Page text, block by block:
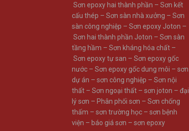
Sơn epoxy hai thành phần – Sơn kết
cấu thép – Sơn sàn nhà xưởng – Sơn
sàn công nghiệp – Sơn epoxy Joton –
Sơn hai thành phần Joton – Sơn sàn
tầng hầm – Sơn kháng hóa chất –
Sơn epoxy tự san – Sơn epoxy gốc
nước – Sơn epoxy gốc dung môi – sơn
dự án – sơn công nghiệp – Sơn nội
thất – Sơn ngoại thất – sơn joton – đại
lý sơn – Phân phối sơn – Sơn chống
thấm – sơn trường học – sơn bệnh
viện – báo giá sơn – sơn epoxy